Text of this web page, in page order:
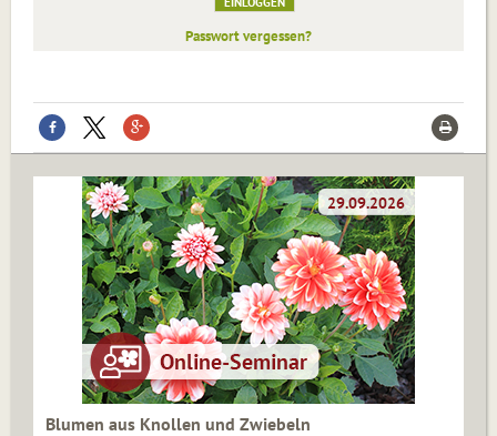
Passwort vergessen?
Blumen aus Knollen und Zwiebeln